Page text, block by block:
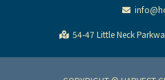
54-47 Little Neck